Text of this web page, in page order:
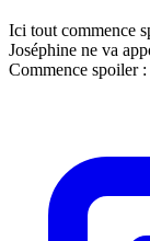
Ici tout commence
Joséphine ne va
Commence spoiler :